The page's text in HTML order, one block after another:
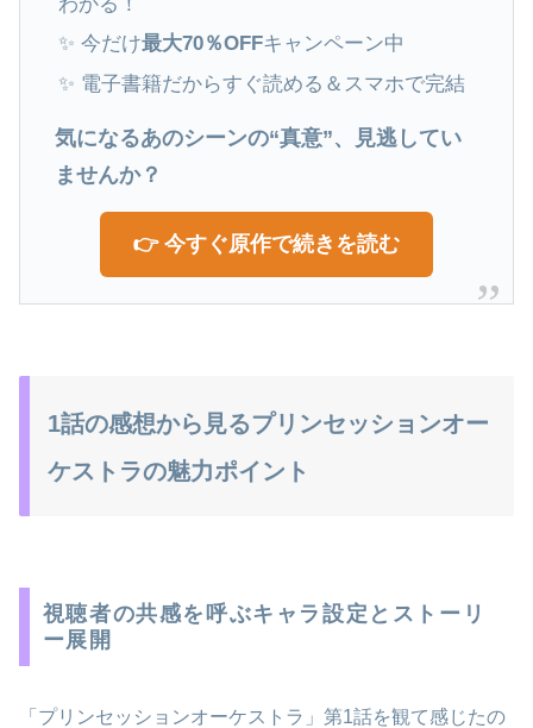
✨ 今だけ最大70％OFFキャンペーン中
✨ 電子書籍だからすぐ読める＆スマホで完結
気になるあのシーンの“真意”、見逃してい
ませんか？
👉 今すぐ原作で続きを読む
1話の感想から見るプリンセッションオー
ケストラの魅力ポイント
視聴者の共感を呼ぶキャラ設定とストーリ
ー展開
「プリンセッションオーケストラ」第1話を観て感じたの